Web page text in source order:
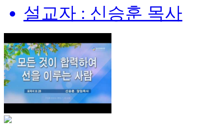
설교자 : 신승훈 목사